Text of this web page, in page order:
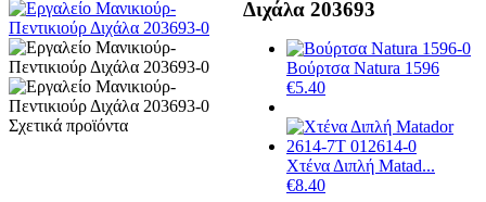
Διχάλα 203693
Βούρτσα Natura 1596
€5.40
Χτένα Διπλή Matad...
€8.40
Σχετικά προϊόντα